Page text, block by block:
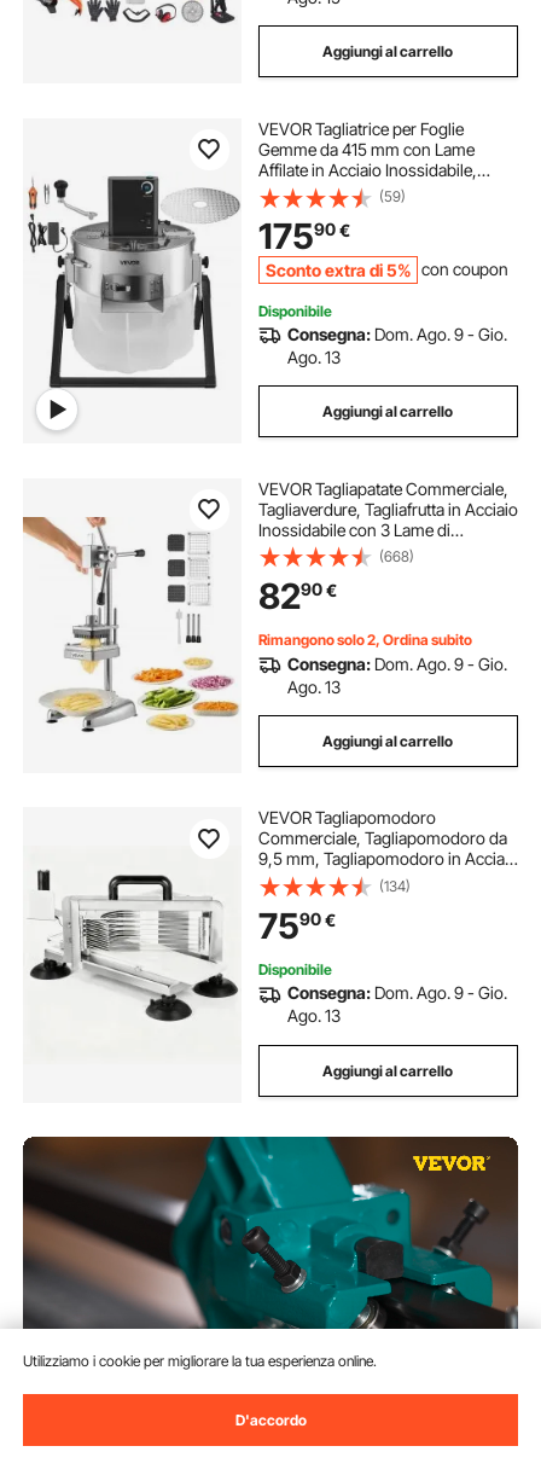
Aggiungi al carrello
VEVOR Tagliatrice per Foglie
Gemme da 415 mm con Lame
Affilate in Acciaio Inossidabile,
Tagliabordi Idroponico a Staffa per
Taglio Bagnato Asciutto con Griglia
Asciutta, per Piante, Boccioli
(59)
17590€
Sconto extra di 5% con coupon
Disponibile
Consegna: Dom. Ago. 9 - Gio.
Ago. 13
Aggiungi al carrello
VEVOR Tagliapatate Commerciale,
Tagliaverdure, Tagliafrutta in Acciaio
Inossidabile con 3 Lame di
Ricambio,12,7/9,525/6,35 mm,
Tagliapatate Manuale con Maestria
per Ristoranti, Caffè, Bistrot
(668)
8290€
Rimangono solo 2, Ordina subito
Consegna: Dom. Ago. 9 - Gio.
Ago. 13
Aggiungi al carrello
VEVOR Tagliapomodoro
Commerciale, Tagliapomodoro da
9,5 mm, Tagliapomodoro in Acciaio
Inossidabile Resistente, con Piedini
Antiscivolo, per Tagliare Pomodori,
Cetrioli e Banane
(134)
7590€
Disponibile
Consegna: Dom. Ago. 9 - Gio.
Ago. 13
Aggiungi al carrello
Utilizziamo i cookie per migliorare la tua esperienza online.
D'accordo